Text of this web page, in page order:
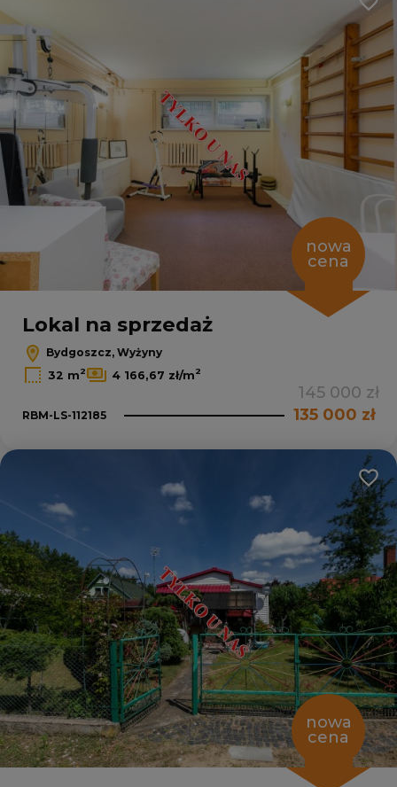
nowa
cena
Lokal na sprzedaż
Bydgoszcz, Wyżyny
32 m2 4 166,67 zł/m2
145 000 zł
RBM-LS-112185 135 000 zł
nowa
cena